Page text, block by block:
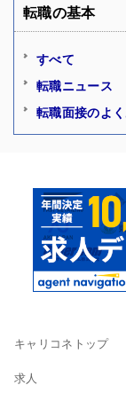
転職の基本
すべて
転職ニュース
転職面接のよ
キャリコネトップ
求人